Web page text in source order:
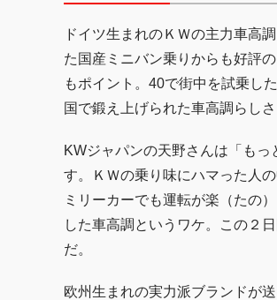
ドイツ生まれのＫＷの主力車高
た国産ミニバン乗りからも好評
もポイント。40で街中を試乗し
国で鍛え上げられた車高調らしさ
KWジャパンの天野さんは「も
す。ＫＷの乗り味にハマった人
ミリーカーでも運転が楽（たの
した車高調というワケ。この２
だ。
欧州生まれの実力派ブランドが